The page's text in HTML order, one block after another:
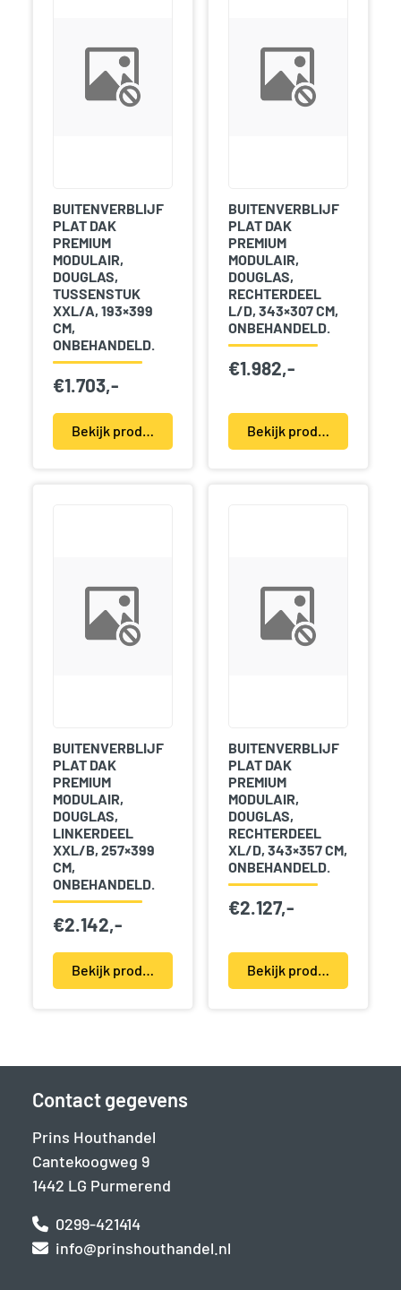
BUITENVERBLIJF
PLAT DAK
PREMIUM
MODULAIR,
DOUGLAS,
TUSSENSTUK
XXL/A, 193×399
CM,
ONBEHANDELD.
€1.703,-
Bekijk product(en)
BUITENVERBLIJF
PLAT DAK
PREMIUM
MODULAIR,
DOUGLAS,
RECHTERDEEL
L/D, 343×307 CM,
ONBEHANDELD.
€1.982,-
Bekijk product(en)
BUITENVERBLIJF
PLAT DAK
PREMIUM
MODULAIR,
DOUGLAS,
LINKERDEEL
XXL/B, 257×399
CM,
ONBEHANDELD.
€2.142,-
Bekijk product(en)
BUITENVERBLIJF
PLAT DAK
PREMIUM
MODULAIR,
DOUGLAS,
RECHTERDEEL
XL/D, 343×357 CM,
ONBEHANDELD.
€2.127,-
Bekijk product(en)
Contact gegevens
Prins Houthandel
Cantekoogweg 9
1442 LG Purmerend
0299-421414
info@prinshouthandel.nl